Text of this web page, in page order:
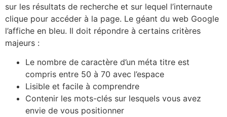
sur les résultats de recherche et sur lequel l’internaute
clique pour accéder à la page. Le géant du web Google
l’affiche en bleu. Il doit répondre à certains critères
majeurs :
Le nombre de caractère d’un méta titre est
compris entre 50 à 70 avec l’espace
Lisible et facile à comprendre
Contenir les mots-clés sur lesquels vous avez
envie de vous positionner